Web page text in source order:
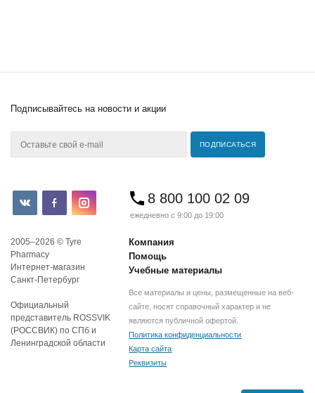
Подписывайтесь на новости и акции
8 800 100 02 09
ежедневно с 9:00 до 19:00
2005–2026 © Tyre
Pharmacy
Интернет-магазин
Санкт-Петербург
Официальный
представитель ROSSVIK
(РОССВИК) по СПб и
Ленинградской области
Компания
Помощь
Учебные материалы
Все материалы и цены, размещенные на веб-
сайте, носят справочный характер и не
являются публичной офертой.
Политика конфиденциальности
Карта сайта
Реквизиты